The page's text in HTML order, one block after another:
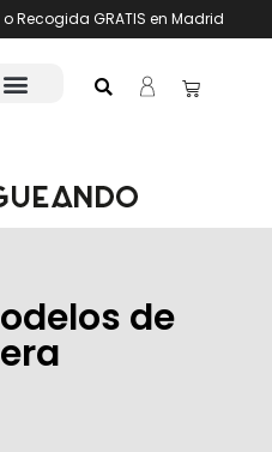
Recogida GRATIS en Madrid
de